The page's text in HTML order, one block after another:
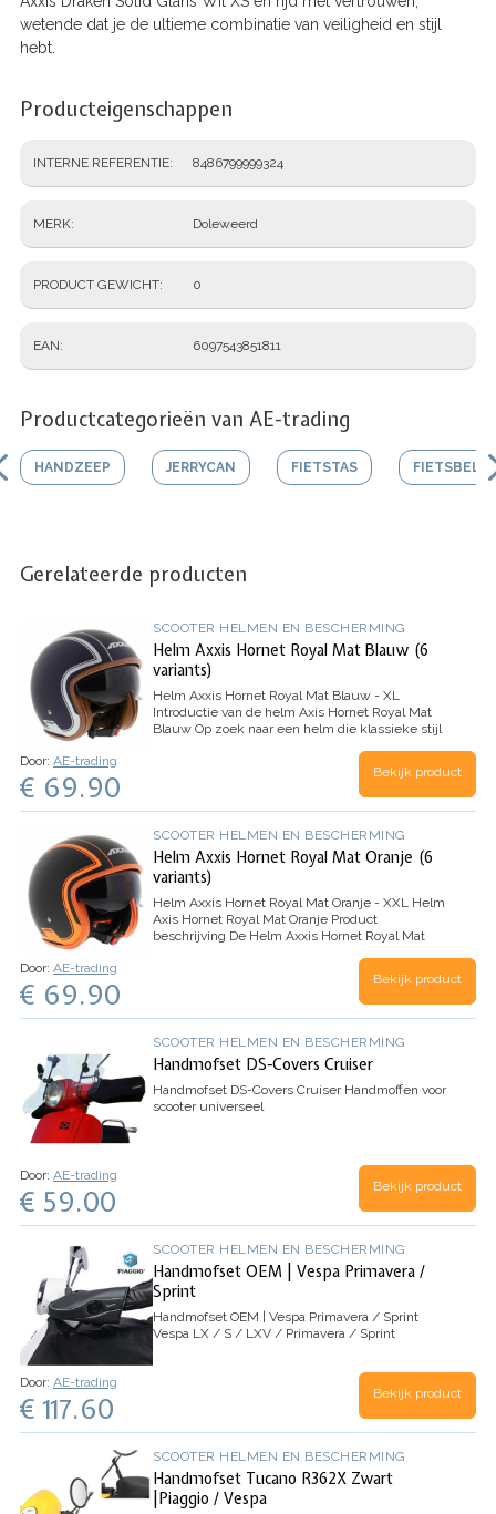
wetende dat je de ultieme combinatie van veiligheid en stijl
hebt.
Producteigenschappen
INTERNE REFERENTIE 8486799999324
MERK Doleweerd
PRODUCT GEWICHT 0
EAN 6097543851811
Productcategorieën van AE-trading
HANDZEEP JERRYCAN FIETSTAS FIETSBEL
Gerelateerde producten
SCOOTER HELMEN EN BESCHERMING
Helm Axxis Hornet Royal Mat Blauw (6
variants)
Helm Axxis Hornet Royal Mat Blauw - XL
Introductie van de helm Axis Hornet Royal Mat
Blauw Op zoek naar een helm die klassieke stijl
niet verder dan de Helm Axxis Hornet Royal
Door: AE-trading
€ 69.90 Bekijk product
SCOOTER HELMEN EN BESCHERMING
Helm Axxis Hornet Royal Mat Oranje (6
variants)
Helm Axxis Hornet Royal Mat Oranje - XXL
Helm
Axis Hornet Royal Mat Oranje Product
beschrijving De Helm Axxis Hornet Royal Mat
veiligheid. Met zijn retro-look en elegant…
Door: AE-trading
€ 69.90 Bekijk product
SCOOTER HELMEN EN BESCHERMING
Handmofset DS-Covers Cruiser
Handmofset DS-Covers Cruiser Handmoffen voor
scooter universeel
Door: AE-trading
€ 59.00 Bekijk product
SCOOTER HELMEN EN BESCHERMING
Handmofset OEM | Vespa Primavera /
Sprint
Handmofset OEM | Vespa Primavera / Sprint
Vespa LX / S / LXV / Primavera / Sprint
Door: AE-trading
€ 117.60 Bekijk product
SCOOTER HELMEN EN BESCHERMING
Handmofset Tucano R362X Zwart
|Piaggio / Vespa